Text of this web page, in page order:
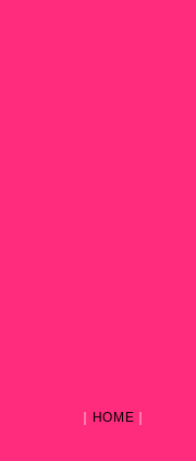
HOME